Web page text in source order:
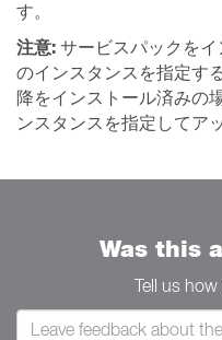
す。
注意: サービスパックをイ
のインスタンスを指定す
降をインストール済みの
ンスタンスを指定してア
Was this
Tell us